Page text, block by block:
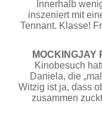
Innerhalb
inszeniert mit
Tennant. Klasse!
MOCKINGJAY
Kinobesuch
Daniela, die
Witzig ist ja, dass
zusammen